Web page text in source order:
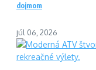
dojmom
júl 06, 2026